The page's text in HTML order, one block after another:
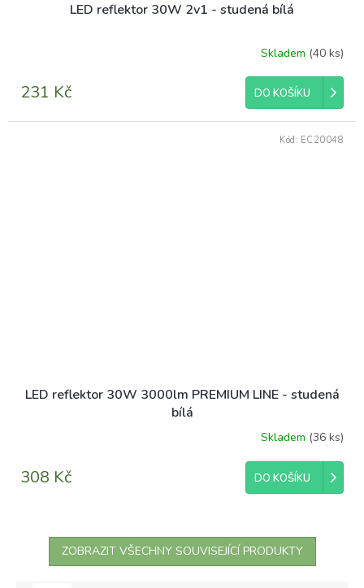
LED reflektor 30W 2v1 - studená bílá
Skladem (40 ks)
231 Kč DO KOŠÍKU
LED reflektor 30W 3000lm PREMIUM LINE - studená
bílá
Skladem (36 ks)
308 Kč DO KOŠÍKU
Kód: EC20048
ZOBRAZIT VŠECHNY SOUVISEJÍCÍ PRODUKTY